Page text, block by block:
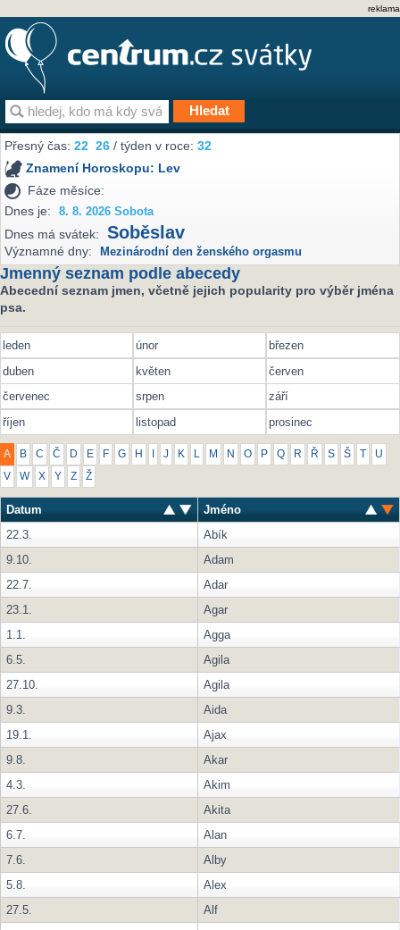
reklama
Přesný čas:22 26 / týden v roce:32
Znamení Horoskopu: Lev
Fáze měsíce:
Dnes je:
8. 8. 2026 Sobota
Dnes má svátek: Soběslav
Významné dny: Mezinárodní den ženského orgasmu
Jmenný seznam podle abecedy
Abecední seznam jmen, včetně jejich popularity pro výběr jména
psa.
leden únor
březen
duben
květen
červen
červenec
srpen
září
říjen
listopad prosinec
A B C Č D E F G H J K L M N O P Q R Ř S Š U
V W X Y Z Ž
Datum
Jméno
22.3.
Abík
9.10.
Adam
22.7.
Adar
23.1.
Agar
1.1.
Agga
6.5.
Agila
27.10.
Agila
9.3.
Aida
19.1.
Ajax
9.8.
Akar
4.3.
Akim
27.6.
Akita
6.7.
Alan
7.6.
Alby
5.8.
Alex
27.5.
Alf